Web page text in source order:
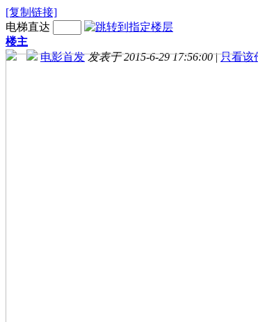
[复制链接]
电梯直达
楼主
电影首发 发表于 2015-6-29 17:56:00 | 只看该